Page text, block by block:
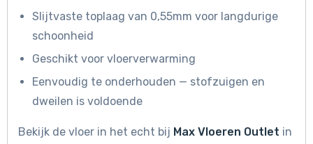
Slijtvaste toplaag van 0,55mm voor langdurige
schoonheid
Geschikt voor vloerverwarming
Eenvoudig te onderhouden — stofzuigen en
dweilen is voldoende
Bekijk de vloer in het echt bij Max Vloeren Outlet in